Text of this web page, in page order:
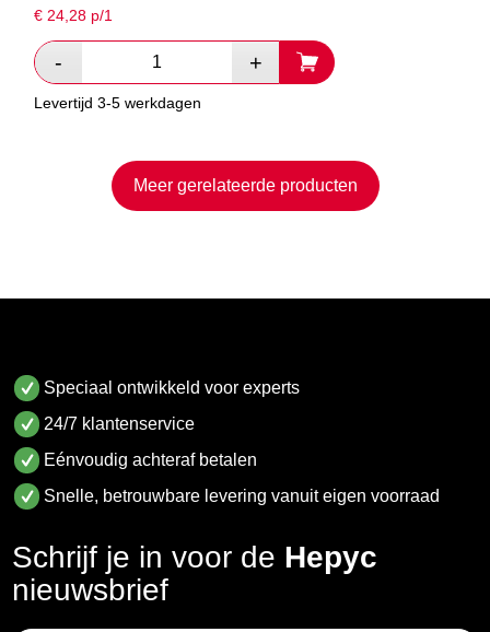
€24,28 p/1
Levertijd 3-5 werkdagen
Meer gerelateerde producten
Speciaal ontwikkeld voor experts
24/7 klantenservice
Eénvoudig achteraf betalen
Snelle, betrouwbare levering vanuit eigen voorraad
Schrijf je in voor de Hepyc
nieuwsbrief